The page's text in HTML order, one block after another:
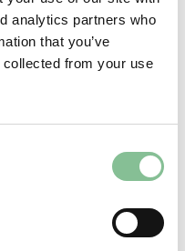
analytics partners who
that you’ve
collected from your use
como con nuestros
libre), podemos armar
se puede celebrar su
Hotel Kaatsheuvel tiene